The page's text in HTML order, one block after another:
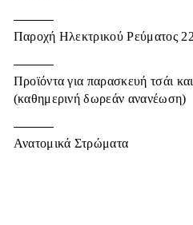
Παροχή Ηλεκτρικού Ρεύματος
Προϊόντα για παρασκευή τσάι
(καθημερινή δωρεάν ανανέωση)
Ανατομικά Στρώματα